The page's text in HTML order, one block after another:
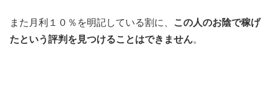
また月利１０％を明記している割に、
この人のお陰で稼げ
たという評判を見つけることはできません。